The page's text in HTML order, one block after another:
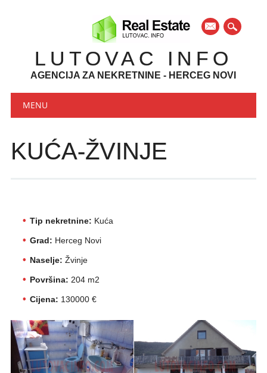
mail
LUTOVAC INFO
AGENCIJA ZA NEKRETNINE - HERCEG NOVI
Main menu
MENU
KUĆA-ŽVINJE
Tip nekretnine: Kuća
Grad: Herceg Novi
Naselje: Žvinje
Površina: 204 m2
Cijena: 130000 €